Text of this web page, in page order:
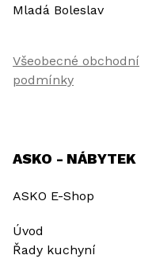
Mladá Boleslav
Všeobecné obchodní
podmínky
ASKO - NÁBYTEK
ASKO E-Shop
Úvod
Řady kuchyní